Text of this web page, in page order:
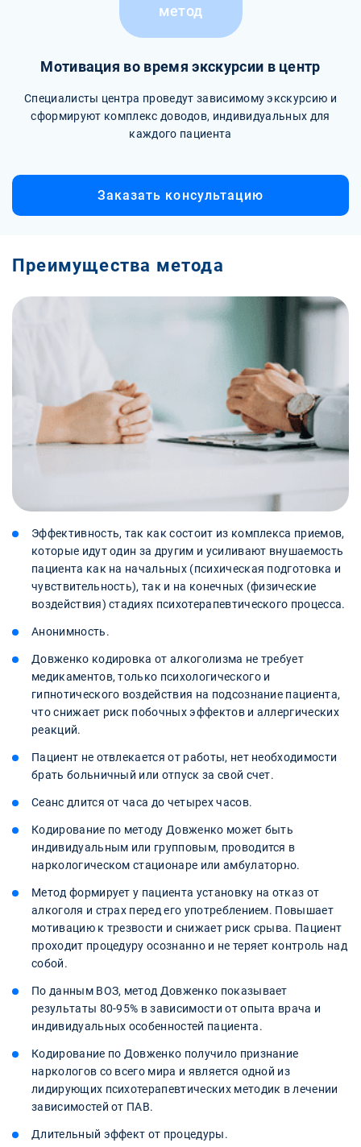
метод
Мотивация во время экскурсии в центр
Специалисты центра проведут зависимому экскурсию и
сформируют комплекс доводов, индивидуальных для
каждого пациента
Заказать консультацию
Преимущества метода
Эффективность, так как состоит из комплекса приемов,
которые идут один за другим и усиливают внушаемость
пациента как на начальных (психическая подготовка и
чувствительность), так и на конечных (физические
воздействия) стадиях психотерапевтического процесса.
Анонимность.
Довженко кодировка от алкоголизма не требует
медикаментов, только психологического и
гипнотического воздействия на подсознание пациента,
что снижает риск побочных эффектов и аллергических
реакций.
Пациент не отвлекается от работы, нет необходимости
брать больничный или отпуск за свой счет.
Сеанс длится от часа до четырех часов.
Кодирование по методу Довженко может быть
индивидуальным или групповым, проводится в
наркологическом стационаре или амбулаторно.
Метод формирует у пациента установку на отказ от
алкоголя и страх перед его употреблением. Повышает
мотивацию к трезвости и снижает риск срыва. Пациент
проходит процедуру осознанно и не теряет контроль над
собой.
По данным ВОЗ, метод Довженко показывает
результаты 80-95% в зависимости от опыта врача и
индивидуальных особенностей пациента.
Кодирование по Довженко получило признание
наркологов со всего мира и является одной из
лидирующих психотерапевтических методик в лечении
зависимостей от ПАВ.
Длительный эффект от процедуры.